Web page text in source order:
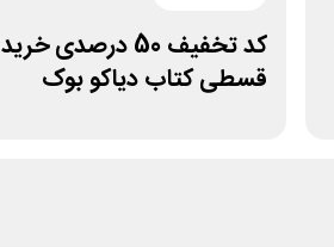
کد تخفیف 50 درصدی خرید
قسطی کتاب دیاکو بوک